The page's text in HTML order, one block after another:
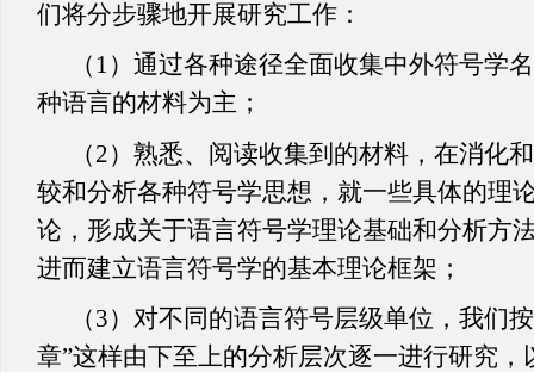
们将分步骤地开展研究工作：
（ 1）通过各种途径全面收集中外符号学
种语言的材料为主；
（2）熟悉、阅读收集到的材料，在消化
较和分析各种符号学思想，就一些具体的理
论，形成关于语言符号学理论基础和分析方
进而建立语言符号学的基本理论框架；
（3）对不同的语言符号层级单位，我们
章”这样由下至上的分析层次逐一进行研究